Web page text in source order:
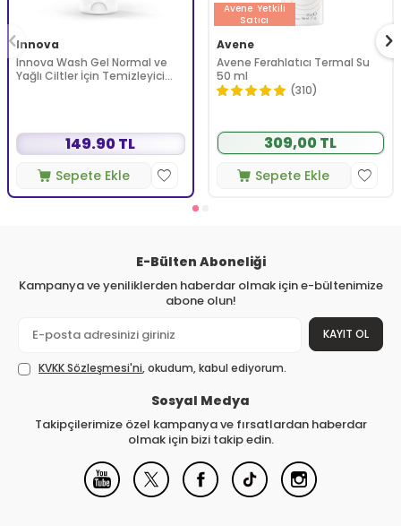
Innova
Innova Wash Gel Normal ve
Yağlı Ciltler İçin Temizleyici
149.90 TL
Sepete Ekle
Avene Yetkili
Satıcı
Avene
Avene Ferahlatıcı Termal Su
50 ml
(310)
309,00 TL
Sepete Ekle
E-Bülten Aboneliği
Kampanya ve yeniliklerden haberdar olmak için e-bültenimize
abone olun!
KAYIT OL
KVKK Sözleşmesi'ni, okudum, kabul ediyorum.
Sosyal Medya
Takipçilerimize özel kampanya ve fırsatlardan haberdar
olmak için bizi takip edin.